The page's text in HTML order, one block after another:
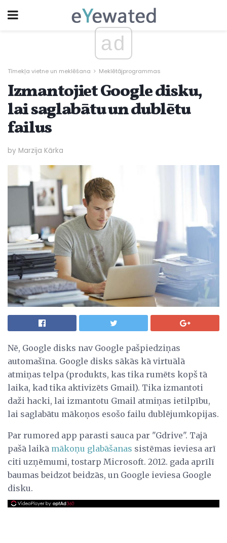
ad
Tīmekļa vietne un meklēšana Meklētājprogrammas
Izmantojiet Google disku,
lai saglabātu un dublētu
failus
by Marzija Kārka
Nē, Google disks nav Google pašpiedziņas
automašīna. Google disks sākās kā virtuālā
atmiņas telpa (produkts, kas tika rumēts kopš tā
laika, kad tika aktivizēts Gmail). Tika izmantoti
daži hacki, lai izmantotu Gmail atmiņas ietilpību,
lai saglabātu mākoņos esošo failu dublējumkopijas.
Par rumored app parasti sauca par "Gdrive". Tajā
pašā laikā mākoņu glabāšanas sistēmas ieviesa arī
citi uzņēmumi, tostarp Microsoft. 2012. gada aprīlī
baumas beidzot beidzās, un Google ieviesa Google
disku.